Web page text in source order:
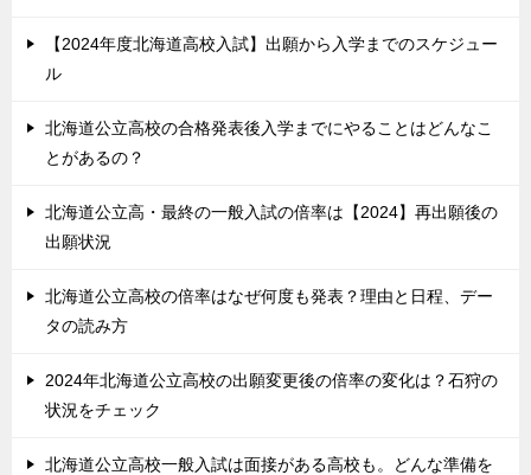
【2024年度北海道高校入試】出願から入学までのスケジュー
ル
北海道公立高校の合格発表後入学までにやることはどんなこ
とがあるの？
北海道公立高・最終の一般入試の倍率は【2024】再出願後の
出願状況
北海道公立高校の倍率はなぜ何度も発表？理由と日程、デー
タの読み方
2024年北海道公立高校の出願変更後の倍率の変化は？石狩の
状況をチェック
北海道公立高校一般入試は面接がある高校も。どんな準備を